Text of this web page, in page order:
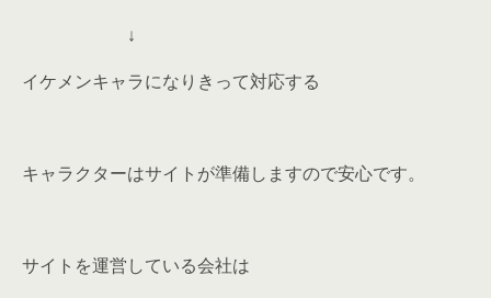
↓
イケメンキャラになりきって対応する
キャラクターはサイトが準備しますので安心です。
サイトを運営している会社は